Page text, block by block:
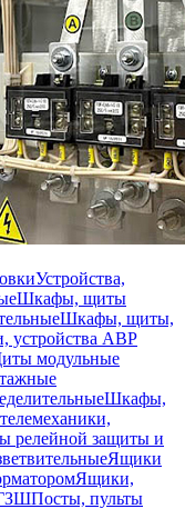
Устройства,
Шкафы, щиты
Шкафы, щиты,
устройства АВР
модульные
Шкафы,
релейной защиты и
Ящики
Ящики,
Посты, пульты